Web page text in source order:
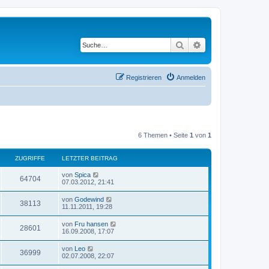
Suche
Anmelden
Registrieren
6 Themen • Seite 1 von 1
ZUGRIFFE LETZTER BEITRAG
64704Z
u
i
f
L
e
t
e
r
B
e
i
t
r
a
g
von Spica
07.03.2012, 21:41
38113Z
u
r
i
L
e
t
e
r
B
e
i
von Godewind
11.11.2011, 19:28
28601
u
L
e
t
e
r
von Fru hansen
16.09.2008, 17:07
36999Z
L
e
von Leo
02.07.2008, 22:07